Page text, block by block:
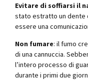
Evitare di soffiarsi il
stato estratto un dente
essere una
Non fumare: il fumo
di una cannuccia.
l’intero processo di
durante i primi due